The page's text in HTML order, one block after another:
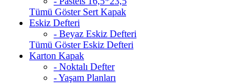
Tümü Göster Sert Kapak
Eskiz Defteri
- Beyaz Eskiz Defteri
Tümü Göster Eskiz Defteri
Karton Kapak
- Noktalı Defter
- Yaşam Planları